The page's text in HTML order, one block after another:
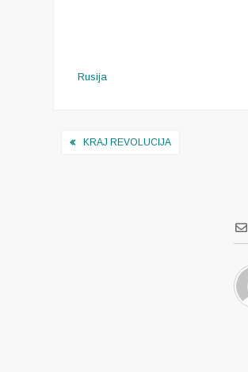
Rusija
Navigacija
KRAJ REVOLUCIJA